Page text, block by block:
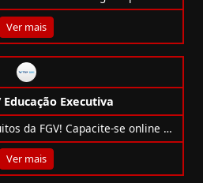
Ver mais
Educação Executiva
Conheça os cursos gratuitos da FGV! Capacite-se online em direito, dados, marketing, gestão e mais, com certificado reconhecido.
Ver mais